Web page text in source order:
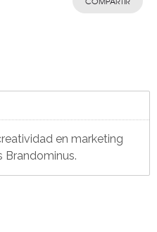
en marketing
Brandominus.